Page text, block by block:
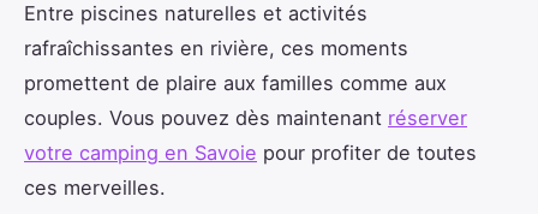
Entre piscines naturelles et activités
rafraîchissantes en rivière, ces moments
promettent de plaire aux familles comme aux
couples. Vous pouvez dès maintenant réserver
votre camping en Savoie pour profiter de toutes
ces merveilles.